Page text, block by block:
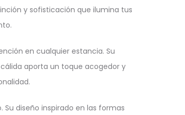
y sofisticación que ilumina tus
en cualquier estancia. Su
aporta un toque acogedor y
diseño inspirado en las formas